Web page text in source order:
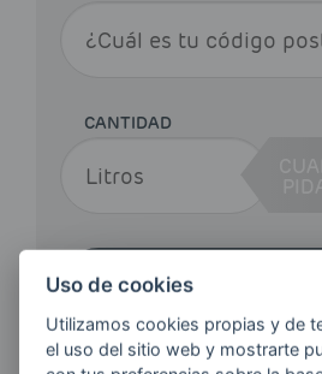
CANTIDAD
Uso de cookies
Utilizamos cookies propias y de
el uso del sitio web y mostrarte